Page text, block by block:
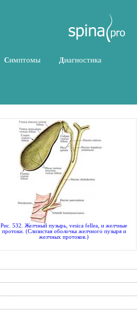
Симптомы Диагностика
Рис. 532. Желчный пузырь, vesica fellea, и желчные
протоки. (Слизистая оболочка желчного пузыря и
желчных протоков.)